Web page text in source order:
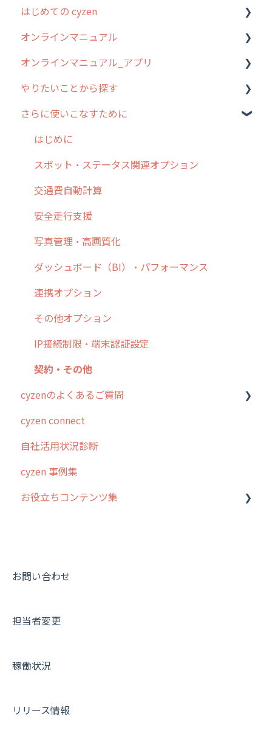
過去のリリース
2019年までのリリース情報
お客様の声を実現しました
はじめての cyzen
0. はじめてのcyzenの使い方
1. cyzenについて知ろう
2. 主要機能の概要
3. cyzenの位置情報取得について
4. cyzen利用前の準備：システム管理者編
5. 基本的な使い方：システム管理者編
6. 基本的な使い方：ユーザー編
7. 初心者向けよくある質問集
8. 用語集
9. もっと便利に利用するための設定
10.ユーザー向けおすすめの使い方
【業界業種別】cyzen設定方法
オンラインマニュアル
管理サイトの使い始め
ユーザー・グループ管理
行動管理
予定管理
スポット
ステータス・主観
報告書・行動種別
勤怠管理
活動通知
パフォーマンス
帳票出力
メッセージ・ファイル添付
商品
各種設定・その他
オンラインマニュアル_アプリ
アプリの使い始め
ホーム画面
スポット
報告閲覧
予定
日報
履歴
メンバー
メッセージ
パフォーマンス
外部リンク
お知らせ
設定
やりたいことから探す
行動管理
勤怠管理
予定管理
スポット
ステータス・主観
報告書・行動種別
ユーザー・グループ管理
メッセージ機能
活動通知
内線電話
商品
各種設定・ログイン
さらに使いこなすために
はじめに
スポット・ステータス関連オプション
交通費自動計算
安全走行支援
写真管理・高画質化
ダッシュボード（BI）・パフォーマンス
連携オプション
その他オプション
IP接続制限・端末認証設定
契約・その他
cyzenのよくあるご質問
ログインについて
グループ・ユーザーについて
GPS・位置情報 について
ルート自動記録 について
報告書について
メンバー画面について
cyzen connect
自社活用状況診断
cyzen 事例集
お役立ちコンテンツ集
動画集：共通
お問い合わせ
担当者変更
稼働状況
リリース情報